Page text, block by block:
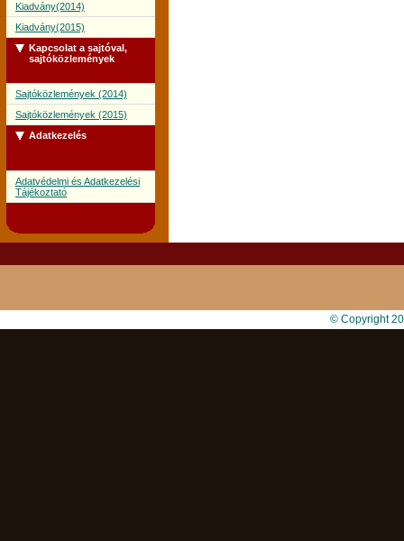
Kiadvány(2014)
Kiadvány(2015)
Kapcsolat a sajtóval,
sajtóközlemények
Sajtóközlemények (2014)
Sajtóközlemények (2015)
Adatkezelés
Adatvédelmi és Adatkezelési
Tájékoztató
© Copyright